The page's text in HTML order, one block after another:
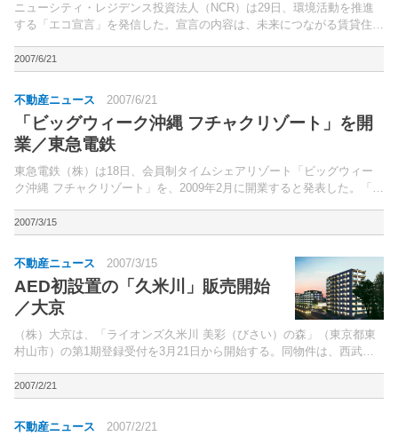
ニューシティ・レジデンス投資法人（NCR）は29日、環境活動を推進
する「エコ宣言」を発信した。宣言の内容は、未来につながる賃貸住宅
環境活動を入居者の人々と推進していく、というもの。
2007/6/21
不動産ニュース 2007/6/21
「ビッグウィーク沖縄 フチャクリゾート」を開
業／東急電鉄
東急電鉄（株）は18日、会員制タイムシェアリゾート「ビッグウィー
ク沖縄 フチャクリゾート」を、2009年2月に開業すると発表した。「ビ
グ」で、1年間を51週に分割した1週間単位（7泊...
2007/3/15
不動産ニュース 2007/3/15
AED初設置の「久米川」販売開始
／大京
（株）大京は、「ライオンズ久米川 美彩（びさい）の森」（東京都東
村山市）の第1期登録受付を3月21日から開始する。同物件は、西武新
ンション。
2007/2/21
不動産ニュース 2007/2/21